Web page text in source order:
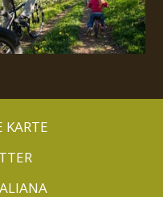
KARTE